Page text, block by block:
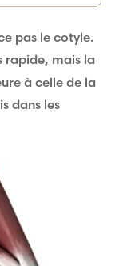
pas le cotyle.
rapide, mais la
à celle de la
dans les